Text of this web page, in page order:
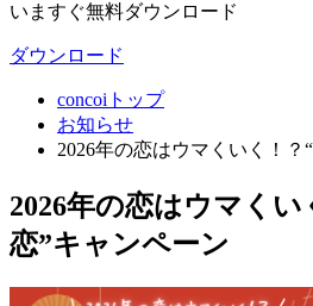
いますぐ無料ダウンロード
ダウンロード
concoiトップ
お知らせ
2026年の恋はウマくいく！？
2026年の恋はウマくい
恋”キャンペーン